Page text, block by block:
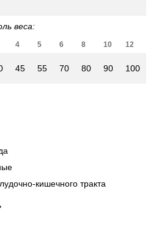
веса:
4 5 6 8 10 12
45 55 70 80 90 100
кишечного тракта